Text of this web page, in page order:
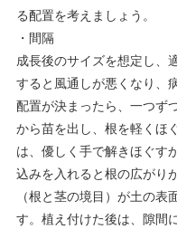
る配置を考えましょう。
・間隔
成長後のサイズを想定し、
すると風通しが悪くなり、
配置が決まったら、一つず
から苗を出し、根を軽くほ
は、優しく手で解きほぐす
込みを入れると根の広がり
（根と茎の境目）が土の
す。植え付けた後は、隙間